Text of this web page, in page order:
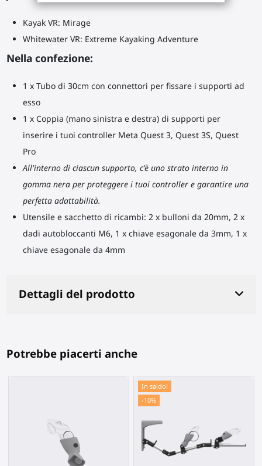
Kayak VR: Mirage
Whitewater VR: Extreme Kayaking Adventure
Nella confezione:
1 x Tubo di 30cm con connettori per fissare i supporti ad
esso
1 x Coppia (mano sinistra e destra) di supporti per
inserire i tuoi controller Meta Quest 3, Quest 3S, Quest
Pro
All'interno di ciascun supporto, c'è uno strato interno in
gomma nera per proteggere i tuoi controller e garantire una
perfetta adattabilità.
Utensile e sacchetto di ricambi: 2 x bulloni da 20mm, 2 x
dadi autobloccanti M6, 1 x chiave esagonale da 3mm, 1 x
chiave esagonale da 4mm
Dettagli del prodotto
Potrebbe piacerti anche
In saldo!
-10%